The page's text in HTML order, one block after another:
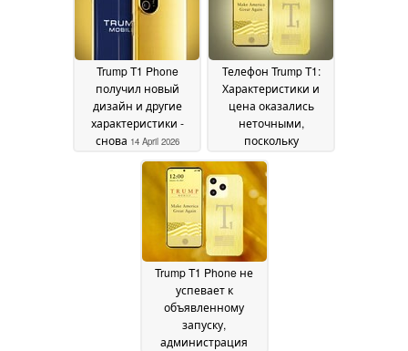
Trump T1 Phone
получил новый
дизайн и другие
характеристики -
снова 14 April 2026
Телефон Trump T1:
Характеристики и
цена оказались
неточными,
поскольку
производитель
раскрывает
окончательный
дизайн 09 February 2026
Trump T1 Phone не
успевает к
объявленному
запуску,
администрация